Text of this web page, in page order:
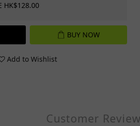
HK$128.00
BUY NOW
Add to Wishlist
Customer